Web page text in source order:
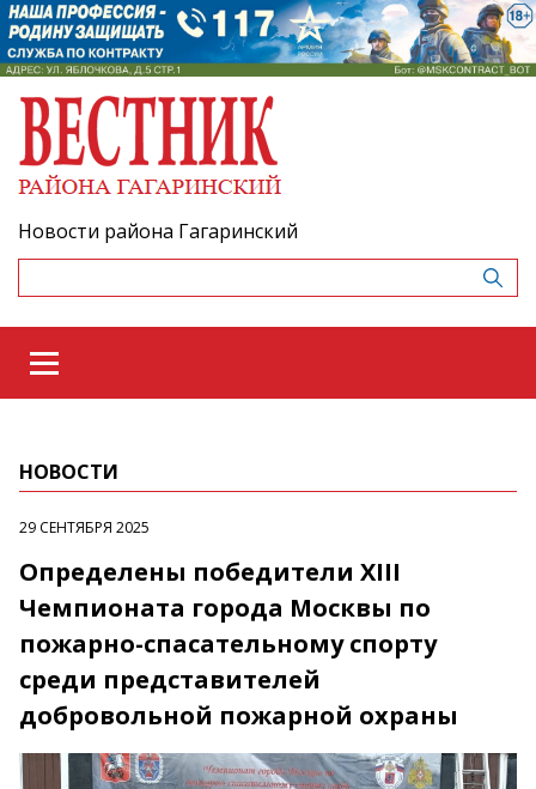
Новости района Гагаринский
НОВОСТИ
29 СЕНТЯБРЯ 2025
Определены победители XIII
Чемпионата города Москвы по
пожарно-спасательному спорту
среди представителей
добровольной пожарной охраны